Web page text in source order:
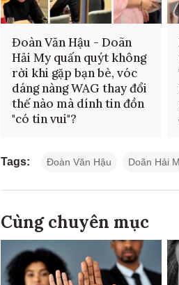
Đoàn Văn Hậu - Doãn
Hải My quấn quýt không
rời khi gặp bạn bè, vóc
dáng nàng WAG thay đổi
thế nào mà dính tin đồn
"có tin vui"?
Tags: Đoàn Văn Hậu Doãn Hải
Cùng chuyên mục